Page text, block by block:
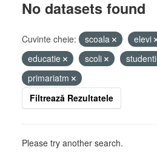
No datasets found
Cuvinte cheie: scoala elevi
educatie
scoli studenti
primariatm
Filtrează Rezultatele
Please try another search.